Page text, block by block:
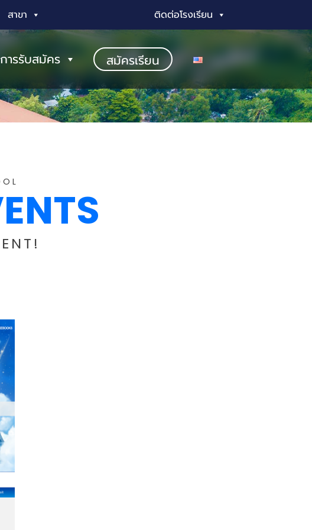
สาขา ติดต่อโรงเรียน
การรับสมัคร สมัครเรียน